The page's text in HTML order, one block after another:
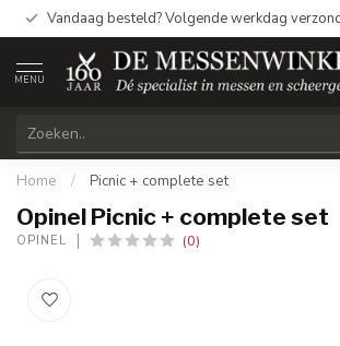
Vandaag besteld? Volgende werkdag
MENU
Home / Picnic + complete set
Opinel Picnic + complete set
OPINEL (0)